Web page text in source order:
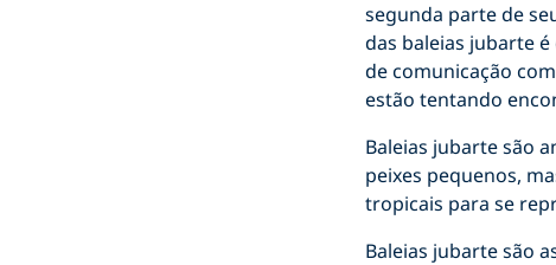
segunda parte de
das baleias jubarte é
de comunicação
estão tentando
Baleias jubarte são
peixes pequenos,
tropicais para se
Baleias jubarte são